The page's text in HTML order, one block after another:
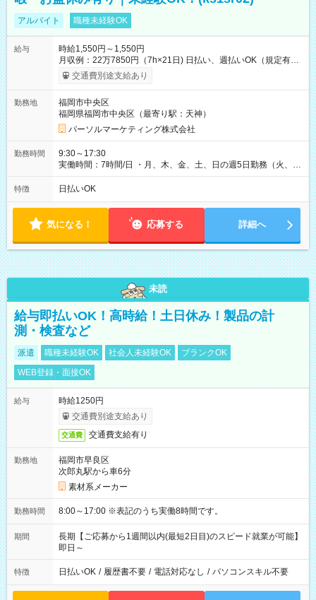
アルバイト 職種未経験OK
給与
時給1,550円～1,550円
月収例：22万7850円（7h×21日) 日払い、週払いOK（規定有
り） 【試用期間】試用期間なし
交通費別途支給あり
勤務地
福岡市中央区
福岡県福岡市中央区（最寄り駅：天神）
パーソルマーケティング株式会社
勤務時間
9:30～17:30
実働時間：7時間/日 ・月、木、金、土、日の週5日勤務（火、水
は固定休です／GW、お盆、年末年始等、長期休暇有り！） ・
ワンシフト！ ・残業ほぼナシ（0～5h/月）
特徴 日払いOK
気になる！ 応募する 詳細へ
未読
給与即払いOK！高時給！土日休み！製品の計
測・検査など
派遣 職種未経験OK 社会人未経験OK
ブランクOK
WEB登録・面接OK
給与
時給1250円
交通費別途支給あり
交通費 交通費支給有り
勤務地
福岡市早良区
次郎丸駅から車6分
素材系メーカー
勤務時間 8:00～17:00 ※表記のうち実働8時間です。
期間
長期【ご応募から1週間以内(最短2日目)のスピード就業が可能】
即日～
特徴 日払いOK / 履歴書不要 / 電話対応なし / パソコンスキル不要